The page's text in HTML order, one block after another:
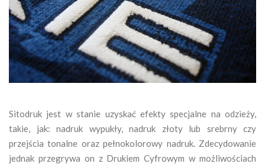
Sitodruk jest w stanie uzyskać efekty specjalne na odzieży,
takie, jak: nadruk wypukły, nadruk złoty lub srebrny czy
przejścia tonalne oraz pełnokolorowy nadruk. Zdecydowanie
jednak przegrywa on z Drukiem Cyfrowym w możliwościach